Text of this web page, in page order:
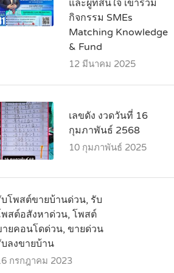
และผู้ที่สนใจ เข้าร่วม
กิจกรรม SMEs
Matching Knowledge
& Fund
12 มีนาคม 2025
เลขดัง งวดวันที่ 16
กุมภาพันธ์ 2568
10 กุมภาพันธ์ 2025
โพสต์ขายบ้านด่วน, รับ
สต์อสังหาด่วน, โพสต์
ยคอนโดด่วน, ขายด่วน
ลงขายบ้าน
กรกฎาคม 2023